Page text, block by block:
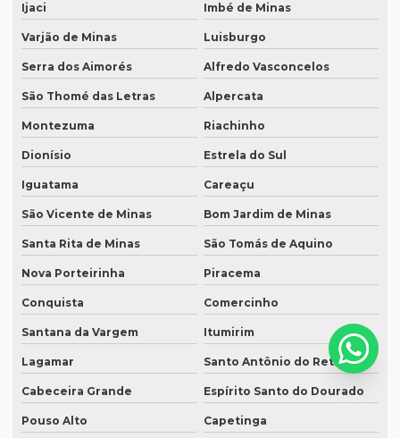
Ijaci Imbé de Minas
Varjão de Minas Luisburgo
Serra dos Aimorés Alfredo Vasconcelos
São Thomé das Letras Alpercata
Montezuma Riachinho
Dionísio Estrela do Sul
Iguatama Careaçu
São Vicente de Minas Bom Jardim de Minas
Santa Rita de Minas São Tomás de Aquino
Nova Porteirinha Piracema
Conquista Comercinho
Santana da Vargem Itumirim
Lagamar Santo Antônio do Retiro
Cabeceira Grande Espírito Santo do Dourado
Pouso Alto Capetinga